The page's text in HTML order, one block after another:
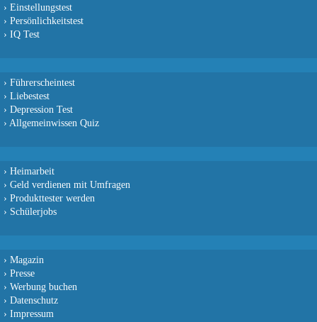
› Einstellungstest
› Persönlichkeitstest
› IQ Test
› Führerscheintest
› Liebestest
› Depression Test
› Allgemeinwissen Quiz
› Heimarbeit
› Geld verdienen mit Umfragen
› Produkttester werden
› Schülerjobs
› Magazin
› Presse
› Werbung buchen
› Datenschutz
› Impressum